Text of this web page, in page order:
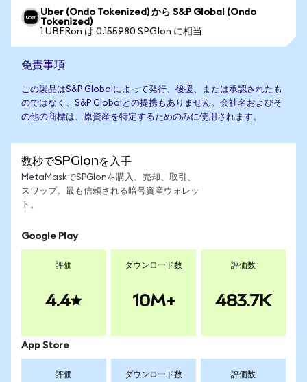
Uber (Ondo Tokenized) から S&P Global (Ondo
Tokenized)
1 UBERon は 0.155980 SPGIon に相当
免責事項
この製品はS&P Globalによって発行、後援、または承認されたも
のではなく、S&P Globalとの提携もありません。会社名およびそ
の他の商標は、原資産を特定するためのみに使用されます。
数秒でSPGIonを入手
MetaMaskでSPGIonを購入、売却、取引、
スワップ。最も信頼される暗号資産ウォレッ
ト。
Google Play
評価
4.4
ダウンロード数
10M+
評価数
483.7K
App Store
評価 ダウンロード数 評価数